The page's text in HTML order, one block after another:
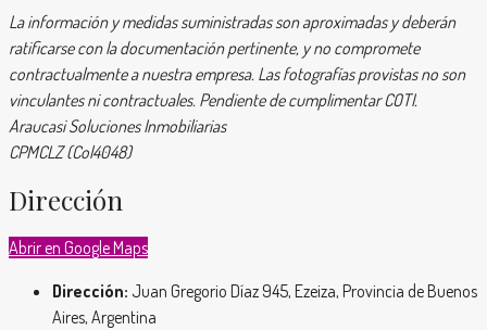
La información y medidas suministradas son aproximadas y deberán
ratificarse con la documentación pertinente, y no compromete
contractualmente a nuestra empresa. Las fotografías provistas no son
vinculantes ni contractuales. Pendiente de cumplimentar COTI.
Araucasi Soluciones Inmobiliarias
CPMCLZ (Col4048)
Dirección
Abrir en Google Maps
Dirección: Juan Gregorio Díaz 945, Ezeiza, Provincia de Buenos
Aires, Argentina